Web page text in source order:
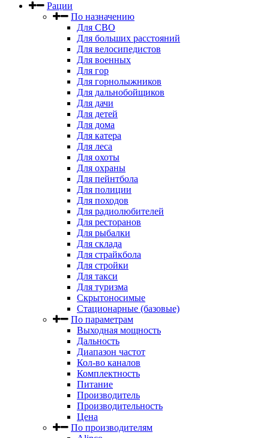
Рации
По назначению
Для СВО
Для больших расстояний
Для велосипедистов
Для военных
Для гор
Для горнолыжников
Для дальнобойщиков
Для дачи
Для детей
Для дома
Для катера
Для леса
Для охоты
Для охраны
Для пейнтбола
Для полиции
Для походов
Для радиолюбителей
Для ресторанов
Для рыбалки
Для склада
Для страйкбола
Для стройки
Для такси
Для туризма
Скрытоносимые
Стационарные (базовые)
По параметрам
Выходная мощность
Дальность
Диапазон частот
Кол-во каналов
Комплектность
Питание
Производитель
Производительность
Цена
По производителям